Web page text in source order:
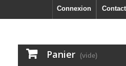
Connexion
Panier (vide)